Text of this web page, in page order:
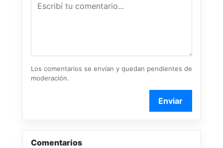
Los comentarios se envían y quedan pendientes de
moderación.
Enviar
Comentarios